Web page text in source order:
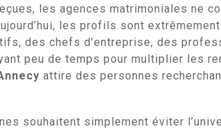
les agences matrimoniales ne
les profils sont
des chefs d’entreprise, des
peu de temps pour multiplier les
attire des personnes
souhaitent simplement éviter